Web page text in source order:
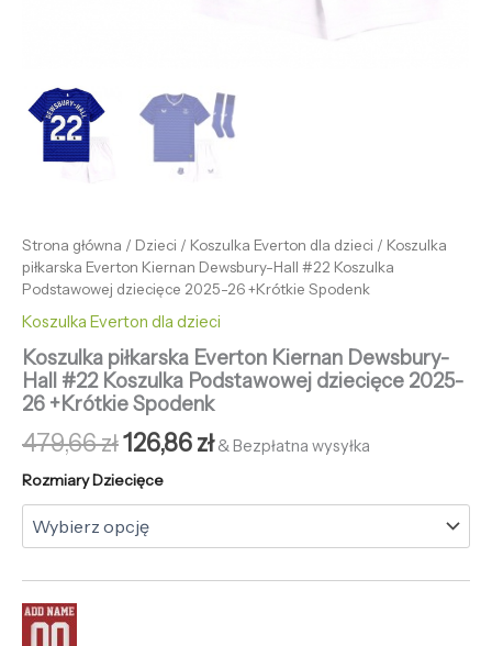
Strona główna / Dzieci / Koszulka Everton dla dzieci / Koszulka
piłkarska Everton Kiernan Dewsbury-Hall #22 Koszulka
Podstawowej dziecięce 2025-26 +Krótkie Spodenk
Koszulka Everton dla dzieci
Koszulka piłkarska Everton Kiernan Dewsbury-
Hall #22 Koszulka Podstawowej dziecięce 2025-
26 +Krótkie Spodenk
479,66zł126,86zł & Bezpłatna wysyłka
Rozmiary Dziecięce